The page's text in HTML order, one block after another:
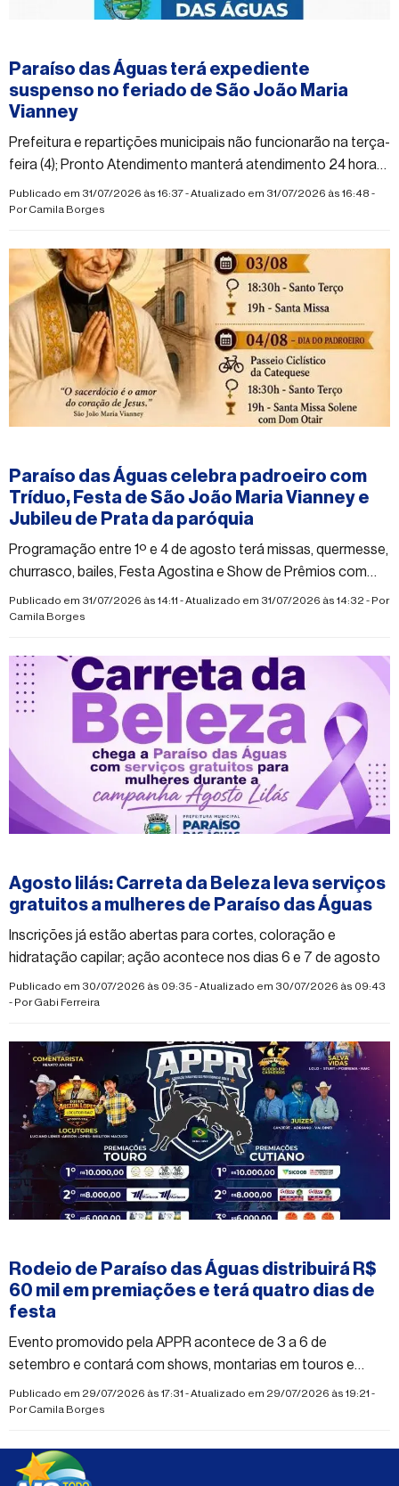
Paraíso das Águas terá expediente
suspenso no feriado de São João Maria
Vianney
Prefeitura e repartições municipais não funcionarão na terça-
feira (4); Pronto Atendimento manterá atendimento 24 horas
durante o feriado
Publicado em 31/07/2026 às 16:37 - Atualizado em 31/07/2026 às 16:48 -
PorCamila Borges
Paraíso das Águas celebra padroeiro com
Tríduo, Festa de São João Maria Vianney e
Jubileu de Prata da paróquia
Programação entre 1º e 4 de agosto terá missas, quermesse,
churrasco, bailes, Festa Agostina e Show de Prêmios com
uma Moto Biz 125 como principal prêmio
Publicado em 31/07/2026 às 14:11 - Atualizado em 31/07/2026 às 14:32 - Por
Camila Borges
Agosto lilás: Carreta da Beleza leva serviços
gratuitos a mulheres de Paraíso das Águas
Inscrições já estão abertas para cortes, coloração e
hidratação capilar; ação acontece nos dias 6 e 7 de agosto
Publicado em 30/07/2026 às 09:35 - Atualizado em 30/07/2026 às 09:43
- PorGabi Ferreira
Rodeio de Paraíso das Águas distribuirá R$
60 mil em premiações e terá quatro dias de
festa
Evento promovido pela APPR acontece de 3 a 6 de
setembro e contará com shows, montarias em touros e
cutiano, além de competidores de diversas regiões do país
Publicado em 29/07/2026 às 17:31 - Atualizado em 29/07/2026 às 19:21 -
PorCamila Borges